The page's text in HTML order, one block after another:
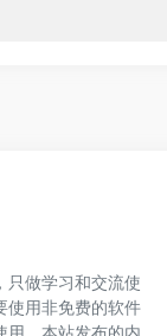
只做学习和交流使
使用非免费的软件
用。本站发布的内